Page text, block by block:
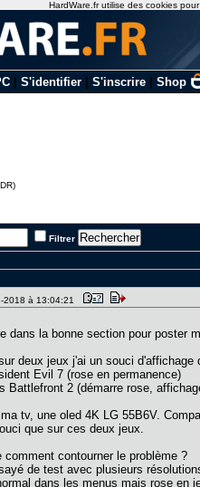
| S'identifier| S'inscrire| Shop
Filtrer
2018 à 13:04:21
dans la bonne section pour poster
deux jeux j'ai un souci
Evil 7 (rose en permanence)
Battlefront 2 (démarre rose,
tv, une oled 4K LG 55B6V.
que sur ces deux jeux.
comment contourner le problème ?
de test avec plusieurs
dans les menus mais rose en
HardWare.fr utilise des cookies